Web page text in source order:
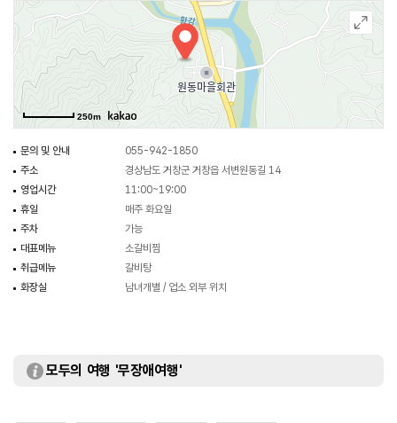
250m
문의 및 안내
055-942-1850
주소
경상남도 거창군 거창읍 서변원동길 14
영업시간
11:00~19:00
휴일
매주 화요일
주차
가능
대표메뉴
소갈비찜
취급메뉴
갈비탕
화장실
남녀개별 / 업소 외부 위치
모두의 여행 '무장애여행'